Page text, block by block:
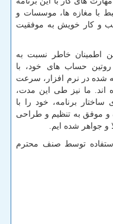
با مغازه ها، موسسات و
و کار خویش به موفقیت
اطمینان خاطر نسبت به
حساب های خود، با
شده در نرم افزار، سرعت
ما نیز طی این مدت،
برنامه، خود را با
و موفق به تنظیم و طراحی
استفاده توسط صنف محترم